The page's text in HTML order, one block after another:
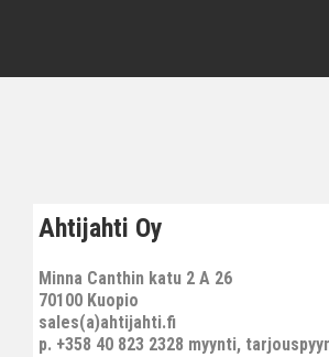
Ahtijahti Oy
Minna Canthin katu 2 A 26
70100 Kuopio
sales(a)ahtijahti.fi
p. +358 40 823 2328 myynti,